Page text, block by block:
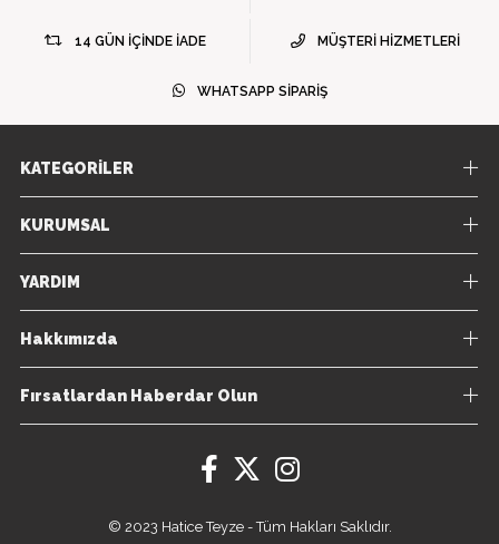
14 GÜN İÇİNDE İADE MÜŞTERİ HİZMETLERİ
WHATSAPP SİPARİŞ
KATEGORİLER
KURUMSAL
YARDIM
Hakkımızda
Fırsatlardan Haberdar Olun
© 2023 Hatice Teyze - Tüm Hakları Saklıdır.